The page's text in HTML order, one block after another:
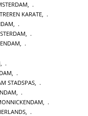
,
KARATE,
,
,
,
STADSPAS